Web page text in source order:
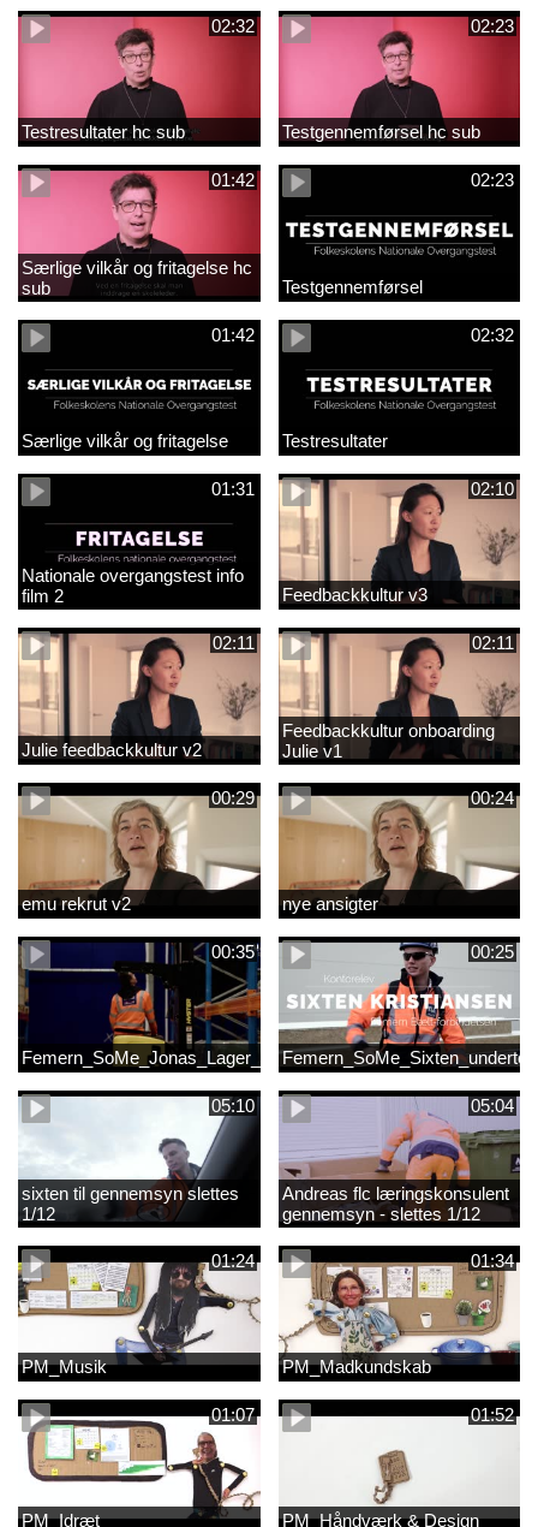
02:32
Testresultater hc sub
02:23
Testgennemførsel hc sub
01:42
Særlige vilkår og fritagelse hc
sub
02:23
Testgennemførsel
01:42
Særlige vilkår og fritagelse
02:32
Testresultater
01:31
Nationale overgangstest info
film 2
02:10
Feedbackkultur v3
02:11
Julie feedbackkultur v2
02:11
Feedbackkultur onboarding
Julie v1
00:29
emu rekrut v2
00:24
nye ansigter
00:35
Femern_SoMe_Jonas_Lager_Undertekst
00:25
05:10
sixten til gennemsyn slettes
1/12
05:04
Andreas flc læringskonsulent
gennemsyn - slettes 1/12
01:24
PM_Musik
01:34
PM_Madkundskab
01:07
PM_Idræt
01:52
PM_Håndværk & Design